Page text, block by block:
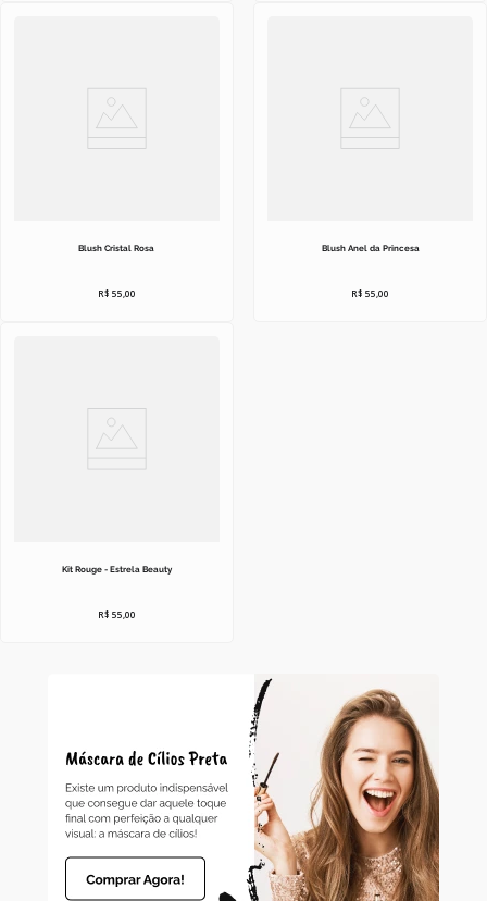
Blush Cristal Rosa
R$ 55,00
Blush Anel da Princesa
R$ 55,00
Kit Rouge - Estrela Beauty
R$ 55 00